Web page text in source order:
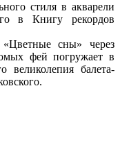
стиля в акварели
в Книгу рекордов
сны» через
фей погружает в
великолепия балета-